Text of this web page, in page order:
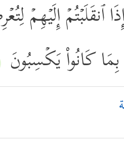
ٱنقَلَبۡتُمۡ
كَانُواْ یَكۡسِبُونَ